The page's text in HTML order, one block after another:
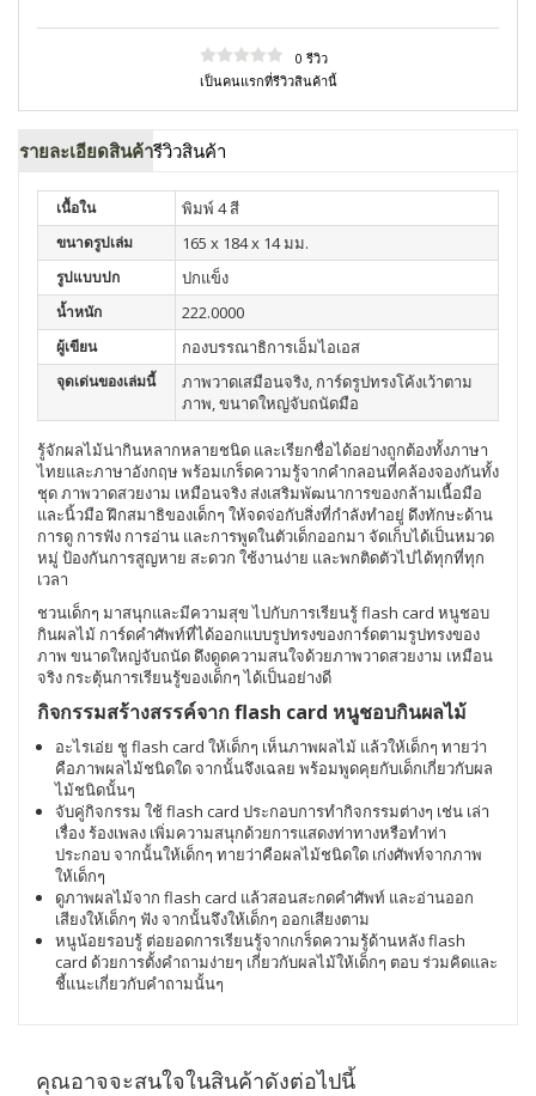
0 รีวิว
เป็นคนแรกที่รีวิวสินค้านี้
รายละเอียดสินค้ารีวิวสินค้า
เนื้อใน พิมพ์ 4 สี
ขนาดรูปเล่ม 165 x 184 x 14 มม.
รูปแบบปก ปกแข็ง
น้ำหนัก 222.0000
ผู้เขียน กองบรรณาธิการเอ็มไอเอส
จุดเด่นของเล่มนี้
ภาพวาดเสมือนจริง, การ์ดรูปทรงโค้งเว้าตาม
ภาพ, ขนาดใหญ่จับถนัดมือ
รู้จักผลไม้น่ากินหลากหลายชนิด และเรียกชื่อได้อย่างถูกต้องทั้งภาษา
ไทยและภาษาอังกฤษ พร้อมเกร็ดความรู้จากคำกลอนที่คล้องจองกันทั้ง
ชุด ภาพวาดสวยงาม เหมือนจริง ส่งเสริมพัฒนาการของกล้ามเนื้อมือ
และนิ้วมือ ฝึกสมาธิของเด็กๆ ให้จดจ่อกับสิ่งที่กำลังทำอยู่ ดึงทักษะด้าน
การดู การฟัง การอ่าน และการพูดในตัวเด็กออกมา จัดเก็บได้เป็นหมวด
หมู่ ป้องกันการสูญหาย สะดวก ใช้งานง่าย และพกติดตัวไปได้ทุกที่ทุก
เวลา
ชวนเด็กๆ มาสนุกและมีความสุข ไปกับการเรียนรู้ flash card หนูชอบ
กินผลไม้ การ์ดคำศัพท์ที่ได้ออกแบบรูปทรงของการ์ดตามรูปทรงของ
ภาพ ขนาดใหญ่จับถนัด ดึงดูดความสนใจด้วยภาพวาดสวยงาม เหมือน
จริง กระตุ้นการเรียนรู้ของเด็กๆ ได้เป็นอย่างดี
กิจกรรมสร้างสรรค์จาก flash card หนูชอบกินผลไม้
อะไรเอ่ย ชู flash card ให้เด็กๆ เห็นภาพผลไม้ แล้วให้เด็กๆ ทายว่า
คือภาพผลไม้ชนิดใด จากนั้นจึงเฉลย พร้อมพูดคุยกับเด็กเกี่ยวกับผล
ไม้ชนิดนั้นๆ
จับคู่กิจกรรม ใช้ flash card ประกอบการทำกิจกรรมต่างๆ เช่น เล่า
เรื่อง ร้องเพลง เพิ่มความสนุกด้วยการแสดงท่าทางหรือทำท่า
ประกอบ จากนั้นให้เด็กๆ ทายว่าคือผลไม้ชนิดใด เก่งศัพท์จากภาพ
ให้เด็กๆ
ดูภาพผลไม้จาก flash card แล้วสอนสะกดคำศัพท์ และอ่านออก
เสียงให้เด็กๆ ฟัง จากนั้นจึงให้เด็กๆ ออกเสียงตาม
หนูน้อยรอบรู้ ต่อยอดการเรียนรู้จากเกร็ดความรู้ด้านหลัง flash
card ด้วยการตั้งคำถามง่ายๆ เกี่ยวกับผลไม้ให้เด็กๆ ตอบ ร่วมคิดและ
ชี้แนะเกี่ยวกับคำถามนั้นๆ
คุณอาจจะสนใจในสินค้าดังต่อไปนี้